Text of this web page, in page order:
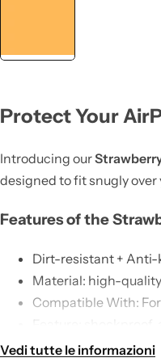
Protect Your
Introducing our
designed to fit snugly over
Features of the
Dirt-resistant + Anti-
Material: high-
Compatible With:
No need to remove
Vedi tutte le informazioni